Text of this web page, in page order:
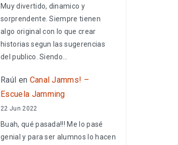
Muy divertido, dinamico y
sorprendente. Siempre tienen
algo original con lo que crear
historias segun las sugerencias
del publico. Siendo…
Raúl en Canal Jamms! –
Escuela Jamming
22 Jun 2022
Buah, qué pasada!!! Me lo pasé
genial y para ser alumnos lo hacen